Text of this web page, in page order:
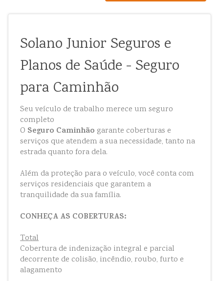
Solano Junior Seguros e
Planos de Saúde - Seguro
para Caminhão
Seu veículo de trabalho merece um seguro
completo
O Seguro Caminhão garante coberturas e
serviços que atendem a sua necessidade, tanto na
estrada quanto fora dela.
Além da proteção para o veículo, você conta com
serviços residenciais que garantem a
tranquilidade da sua família.
CONHEÇA AS COBERTURAS:
Total
Cobertura de indenização integral e parcial
decorrente de colisão, incêndio, roubo, furto e
alagamento